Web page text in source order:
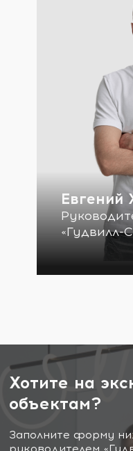
Евгений
«Гудвилл-
Хотите на
объектам?
Заполните форму